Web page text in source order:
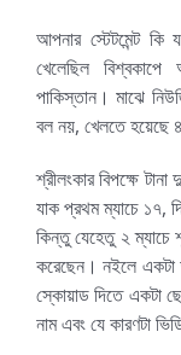
আপনার স্টেটমেন্ট কি
খেলেছিল
পাকিস্তান। মাঝে
বল নয়, খেলতে হয়েছে
শ্রীলংকার বিপক্ষে
যাক প্রথম ম্যাচে ১৭,
কিন্তু যেহেতু ২
করেছেন। নইলে একটা
স্কোয়াড দিতে একটা
নাম এবং যে কারণটা